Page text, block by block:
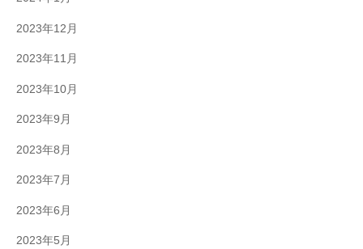
2023年12月
2023年11月
2023年10月
2023年9月
2023年8月
2023年7月
2023年6月
2023年5月